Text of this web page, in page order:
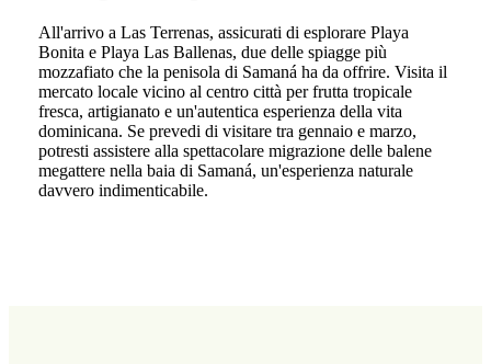
All'arrivo a Las Terrenas, assicurati di esplorare Playa
Bonita e Playa Las Ballenas, due delle spiagge più
mozzafiato che la penisola di Samaná ha da offrire. Visita il
mercato locale vicino al centro città per frutta tropicale
fresca, artigianato e un'autentica esperienza della vita
dominicana. Se prevedi di visitare tra gennaio e marzo,
potresti assistere alla spettacolare migrazione delle balene
megattere nella baia di Samaná, un'esperienza naturale
davvero indimenticabile.